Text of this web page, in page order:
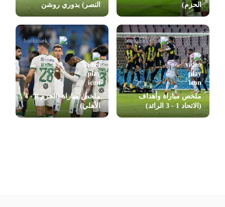
الحزم)
النصر) بدوري روشن
ملخص مباراة وأهداف
(الاتحاد 1 - 3 الرائد)
ملخص مباراة (الحزم 0 - 4
الأهلي)